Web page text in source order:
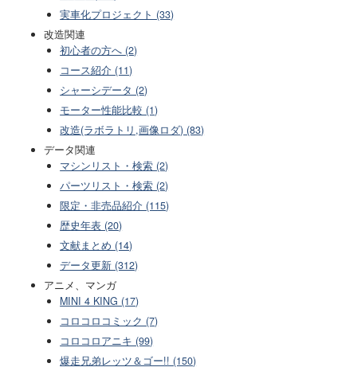
実車化プロジェクト (33)
改造関連
初心者の方へ (2)
コース紹介 (11)
シャーシデータ (2)
モーター性能比較 (1)
改造(ラボラトリ,画像ロダ) (83)
データ関連
マシンリスト・検索 (2)
パーツリスト・検索 (2)
限定・非売品紹介 (115)
歴史年表 (20)
文献まとめ (14)
データ更新 (312)
アニメ、マンガ
MINI 4 KING (17)
コロコロコミック (7)
コロコロアニキ (99)
爆走兄弟レッツ＆ゴー!! (150)